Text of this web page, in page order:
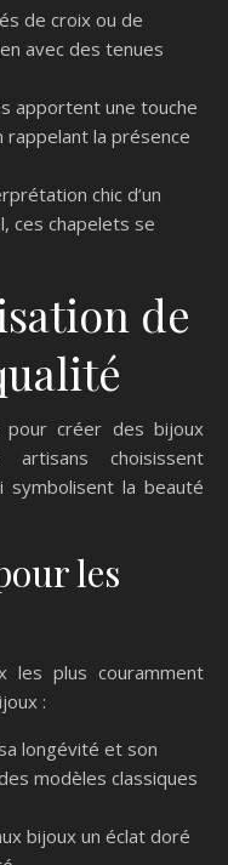
de croix ou de
avec des tenues
apportent une touche
rappelant la présence
chic d’un
ces chapelets se
de
pour créer des bijoux
choisissent
symbolisent la beauté
les
les plus couramment
:
longévité et son
modèles classiques
bijoux un éclat doré